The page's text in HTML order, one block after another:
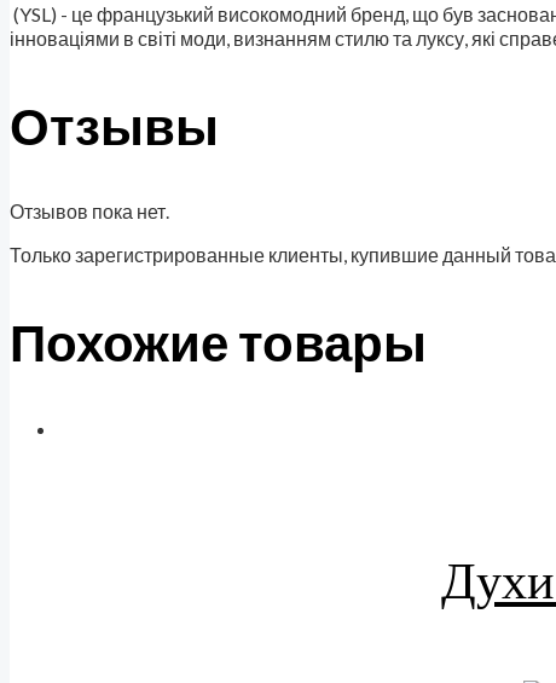
(YSL) - це французький високомодний бренд, що був
інноваціями в світі моди, визнанням стилю та луксу, які
Отзывы
Отзывов пока нет.
Только зарегистрированные клиенты, купившие данный
Похожие товары